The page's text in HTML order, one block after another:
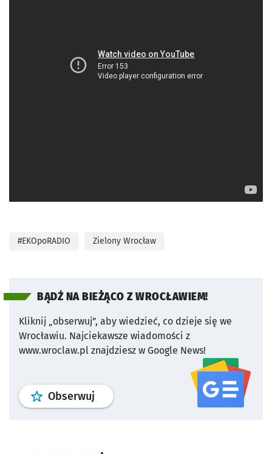
#EKOpoRADIO Zielony Wrocław
BĄDŹ NA BIEŻĄCO Z WROCŁAWIEM!
Kliknij „obserwuj”, aby wiedzieć, co dzieje się we
Wrocławiu. Najciekawsze wiadomości z
www.wroclaw.pl znajdziesz w Google News!
Obserwuj profil serwisu